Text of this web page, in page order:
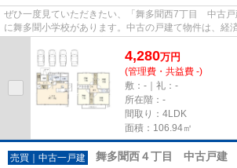
ぜひ一度見ていただきたい、「舞多聞西7丁目 中古
に舞多聞小学校があります。中古の戸建て物件は、経
4,280万円
(管理費・共益費 -)
敷：-｜礼：-
所在階：-
間取り：4LDK
面積：106.94㎡
売買｜中古一戸建 舞多聞西４丁目 中古戸建